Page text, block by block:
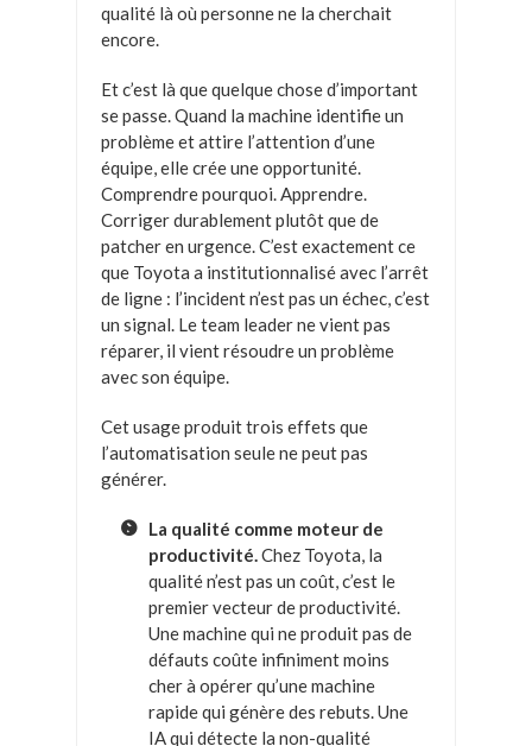
qualité là où personne ne la cherchait
encore.
Et c’est là que quelque chose d’important
se passe. Quand la machine identifie un
problème et attire l’attention d’une
équipe, elle crée une opportunité.
Comprendre pourquoi. Apprendre.
Corriger durablement plutôt que de
patcher en urgence. C’est exactement ce
que Toyota a institutionnalisé avec l’arrêt
de ligne : l’incident n’est pas un échec, c’est
un signal. Le team leader ne vient pas
réparer, il vient résoudre un problème
avec son équipe.
Cet usage produit trois effets que
l’automatisation seule ne peut pas
générer.
La qualité comme moteur de
productivité.Chez Toyota, la
qualité n’est pas un coût, c’est le
premier vecteur de productivité.
Une machine qui ne produit pas de
défauts coûte infiniment moins
cher à opérer qu’une machine
rapide qui génère des rebuts. Une
IA qui détecte la non-qualité